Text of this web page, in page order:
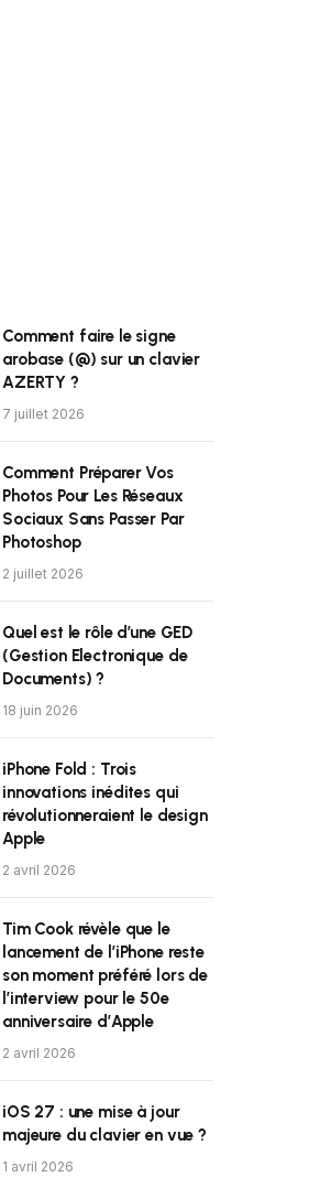
Comment faire le signe
arobase (@) sur un clavier
AZERTY ?
7 juillet 2026
Comment Préparer Vos
Photos Pour Les Réseaux
Sociaux Sans Passer Par
Photoshop
2 juillet 2026
Quel est le rôle d’une GED
(Gestion Electronique de
Documents) ?
18 juin 2026
iPhone Fold : Trois
innovations inédites qui
révolutionneraient le design
Apple
2 avril 2026
Tim Cook révèle que le
lancement de l’iPhone reste
son moment préféré lors de
l’interview pour le 50e
anniversaire d’Apple
2 avril 2026
iOS 27 : une mise à jour
majeure du clavier en vue ?
1 avril 2026